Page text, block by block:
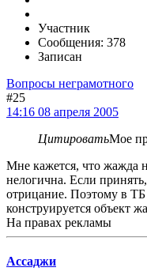
Участник
Сообщения: 378
Записан
Вопросы неграмотного
#25
14:16 08 апреля 2005
ЦитироватьМое
Мне кажется, что жажда
нелогична. Если
отрицание. Поэтому в ТБ
конструируется объект
На правах рекламы
Ассаджи